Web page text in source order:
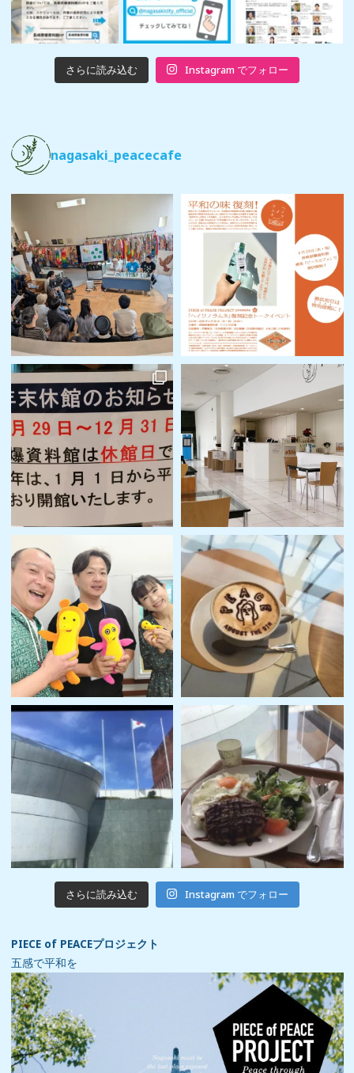
さらに読み込む Instagram でフォロー
nagasaki_peacecafe
さらに読み込む Instagram でフォロー
PIECE of PEACEプロジェクト
五感で平和を